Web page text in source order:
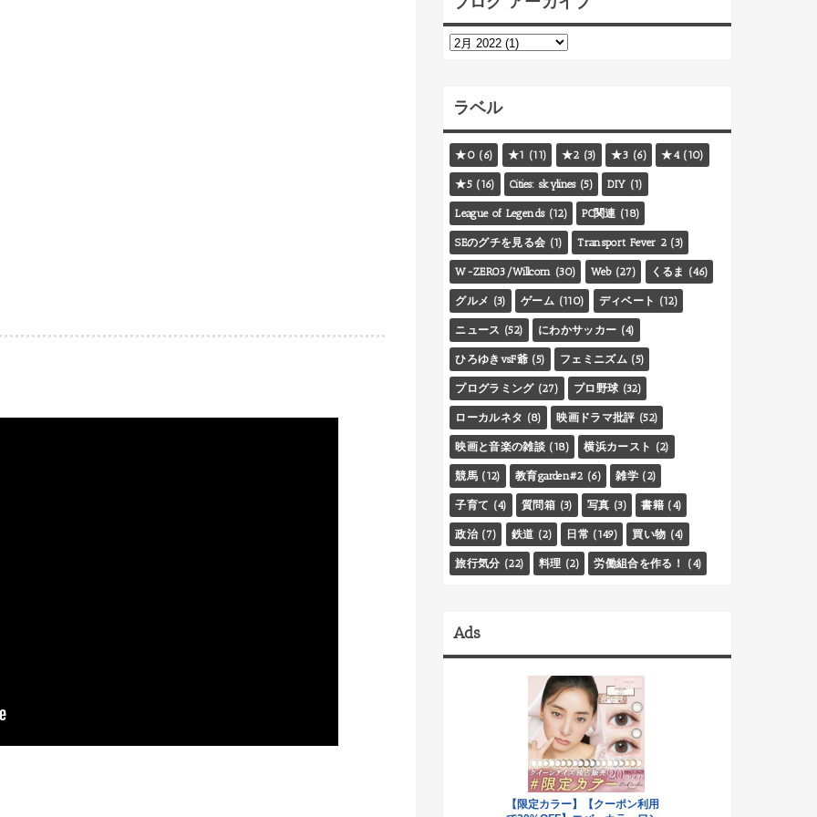
ラベル
★0 (6) ★1 (11) ★2 (3) ★3 (6) ★4 (10)
★5 (16) Cities: skylines (5) DIY (1)
League of Legends (12) PC関連 (18)
SEのグチを見る会 (1) Transport Fever 2 (3)
W-ZERO3/Willcom (30) Web (27) くるま (46)
グルメ (3) ゲーム (110) ディベート (12)
ニュース (52) にわかサッカー (4)
ひろゆきvsF爺 (5) フェミニズム (5)
プログラミング (27) プロ野球 (32)
ローカルネタ (8) 映画ドラマ批評 (52)
映画と音楽の雑談 (18) 横浜カースト (2)
競馬 (12) 教育garden#2 (6) 雑学 (2)
子育て (4) 質問箱 (3) 写真 (3) 書籍 (4)
政治 (7) 鉄道 (2) 日常 (149) 買い物 (4)
旅行気分 (22) 料理 (2) 労働組合を作る！ (4)
Ads